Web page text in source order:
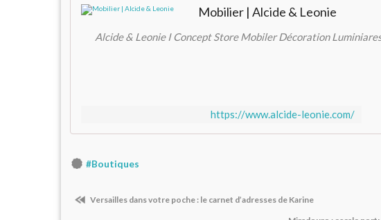
Mobilier | Alcide & Leonie
Alcide & Leonie I Concept Store Mobiler Décoration
https://www.alcide-leonie.com/
#Boutiques
Versailles dans votre poche : le carnet d’adresses de Karine